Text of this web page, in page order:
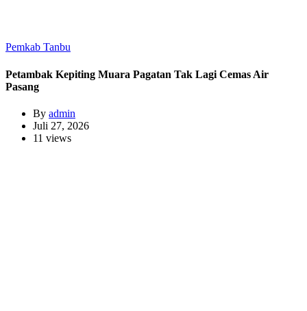
Pemkab Tanbu
Petambak Kepiting Muara Pagatan Tak Lagi Cemas Air
Pasang
By admin
Juli 27, 2026
11 views